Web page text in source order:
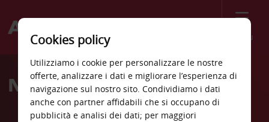
Menù
Welcome
AvisNoleggio auto in Francia
Cookies policy
Utilizziamo i cookie per personalizzare le nostre
offerte, analizzare i dati e migliorare l’esperienza di
navigazione sul nostro sito. Condividiamo i dati
anche con partner affidabili che si occupano di
pubblicità e analisi dei dati; per maggiori